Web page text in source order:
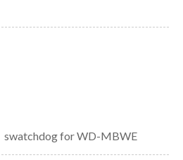
swatchdog for WD-MBWE